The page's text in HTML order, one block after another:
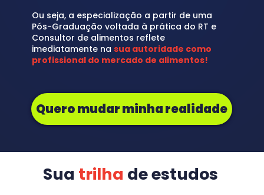
Ou seja, a especialização a partir de uma
Pós-Graduação voltada à prática do RT e
Consultor de alimentos reflete
imediatamente na sua autoridade como
profissional do mercado de alimentos!
Quero mudar minha realidade
Sua trilha de estudos